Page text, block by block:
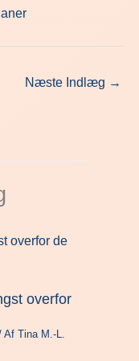
Næste Indlæg →
overfor
AfTina M.-L.